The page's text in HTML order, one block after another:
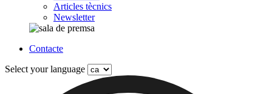
Articles tècnics
Newsletter
Contacte
Select your language